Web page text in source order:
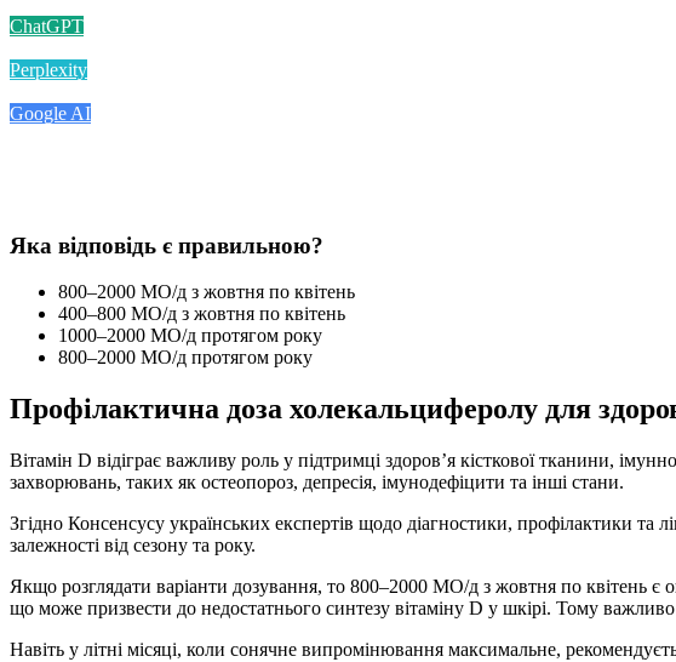
ChatGPT
Perplexity
Google AI
Яка відповідь є правильною?
800–2000 МО/д з жовтня по квітень
400–800 МО/д з жовтня по квітень
1000–2000 МО/д протягом року
800–2000 МО/д протягом року
Профілактична доза холекальциферолу для
Вітамін D відіграє важливу роль у підтримці здоров’я кісткової тканини,
захворювань, таких як остеопороз, депресія, імунодефіцити та інші стани.
Згідно Консенсусу українських експертів щодо діагностики, профілактики
залежності від сезону та року.
Якщо розглядати варіанти дозування, то 800–2000 МО/д з жовтня по квітень є
що може призвести до недостатнього синтезу вітаміну D у шкірі. Тому
Навіть у літні місяці, коли сонячне випромінювання максимальне,